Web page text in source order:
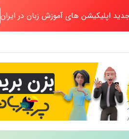
اپلیکیشن های آموزش زبان در ایران